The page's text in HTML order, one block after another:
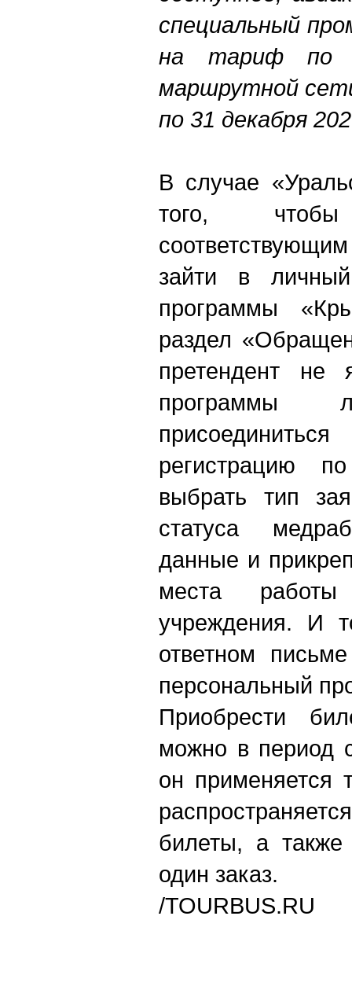
специальный
на тариф по
маршрутной
по 31 декабря
В случае
того, чтобы
зайти в личный
программы
раздел
претендент не
программы
регистрацию
выбрать тип
статуса
данные и
места
учреждения. И
ответном
персональный
Приобрести
можно в период
он применяется
билеты, а также
один заказ.
/TOURBUS.RU